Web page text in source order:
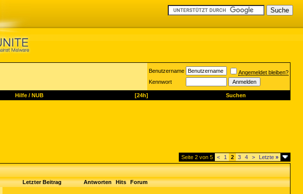
Benutzername
Angemeldet bleiben?
Kennwort
Hilfe/ NUB [24h] Suchen
Seite 2 von 5 < 1 2 3 4 > Letzte »
Letzter Beitrag Antworten Hits Forum